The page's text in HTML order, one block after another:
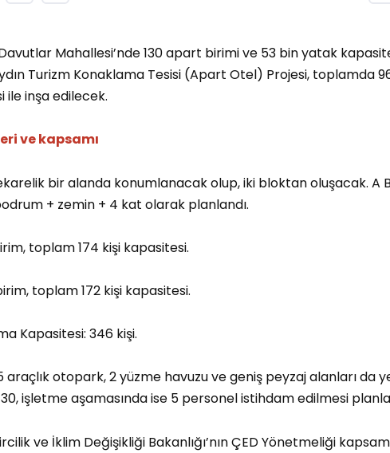
Davutlar Mahallesi’nde 130 apart birimi ve 53 bin yatak
Turizm Konaklama Tesisi (Apart Otel) Projesi, toplamda
ile inşa edilecek.
ve kapsamı
bir alanda konumlanacak olup, iki bloktan oluşacak. A
+ zemin + 4 kat olarak planlandı.
toplam 174 kişi kapasitesi.
toplam 172 kişi kapasitesi.
Kapasitesi: 346 kişi.
araçlık otopark, 2 yüzme havuzu ve geniş peyzaj alanları da
işletme aşamasında ise 5 personel istihdam edilmesi
ve İklim Değişikliği Bakanlığı’nın ÇED Yönetmeliği